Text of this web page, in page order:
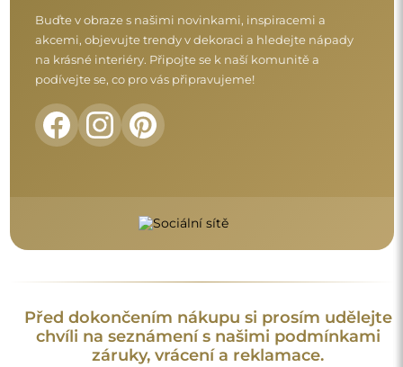
Buďte v obraze s našimi novinkami, inspiracemi a
akcemi, objevujte trendy v dekoraci a hledejte nápady
na krásné interiéry. Připojte se k naší komunitě a
podívejte se, co pro vás připravujeme!
Před dokončením nákupu si prosím udělejte
chvíli na seznámení s našimi podmínkami
záruky, vrácení a reklamace.